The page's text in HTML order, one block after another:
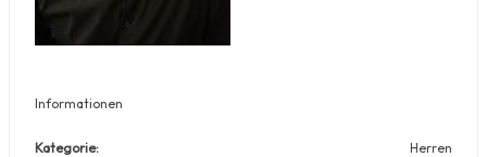
Informationen
Kategorie: Herren